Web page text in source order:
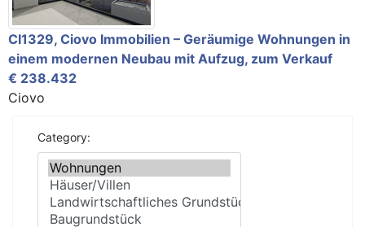
CI1329, Ciovo Immobilien – Geräumige Wohnungen in
einem modernen Neubau mit Aufzug, zum Verkauf
€ 238.432
Ciovo
Category: